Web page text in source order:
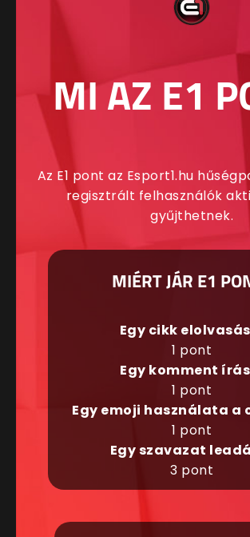
MI AZ E1
Az E1 pont az Esport1.hu
regisztrált felhasználók
gyűjthetnek.
MIÉRT JÁR E1
Egy cikk
1 pont
Egy komment
1 pont
Egy emoji használata a
1 pont
Egy szavazat
3 pont